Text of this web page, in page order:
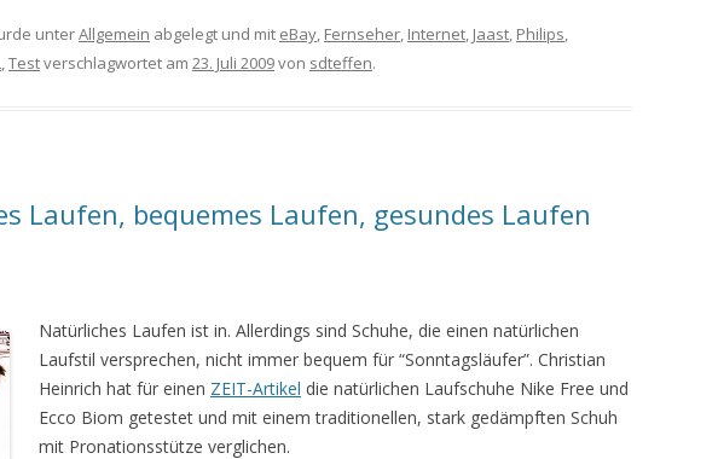
unterAllgemein abgelegt und mit eBay, Fernseher, Internet, Jaast, Philips,
,Testverschlagwortet am 23. Juli 2009von sdteffen.
Laufen, bequemes Laufen, gesundes Laufen
Natürliches Laufen ist in. Allerdings sind Schuhe, die einen natürlichen
Laufstil versprechen, nicht immer bequem für “Sonntagsläufer”. Christian
Heinrich hat für einen ZEIT-Artikel die natürlichen Laufschuhe Nike Free und
Ecco Biom getestet und mit einem traditionellen, stark gedämpften Schuh
mit Pronationsstütze verglichen.